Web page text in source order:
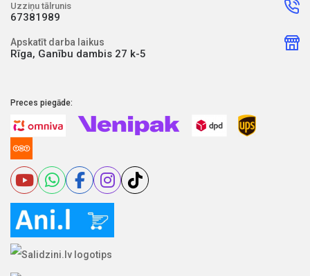
Uzziņu tālrunis
67381989
Apskatīt darba laikus
Rīga, Ganību dambis 27 k-5
Preces piegāde: